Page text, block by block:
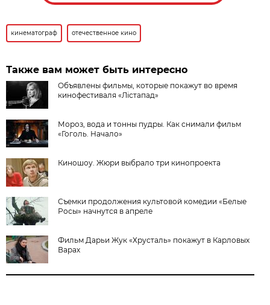
кинематограф отечественное кино
Также вам может быть интересно
Объявлены фильмы, которые покажут во время
кинофестиваля «Лістапад»
Мороз, вода и тонны пудры. Как снимали фильм
«Гоголь. Начало»
Киношоу. Жюри выбрало три кинопроекта
Съемки продолжения культовой комедии «Белые
Росы» начнутся в апреле
Фильм Дарьи Жук «Хрусталь» покажут в Карловых
Варах